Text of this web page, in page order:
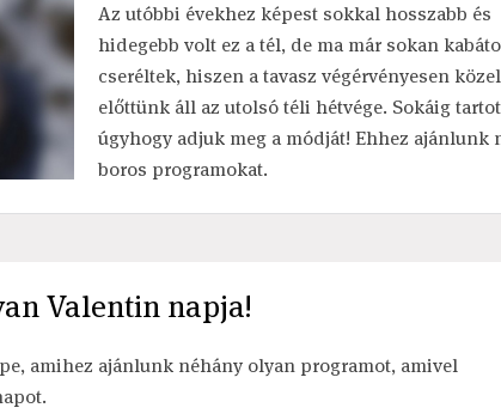
Az utóbbi évekhez képest sokkal hosszabb és
hidegebb volt ez a tél, de ma már sokan
cseréltek, hiszen a tavasz végérvényesen
előttünk áll az utolsó téli hétvége. Sokáig
úgyhogy adjuk meg a módját! Ehhez ajánlunk
boros programokat.
Valentin napja!
amihez ajánlunk néhány olyan programot, amivel